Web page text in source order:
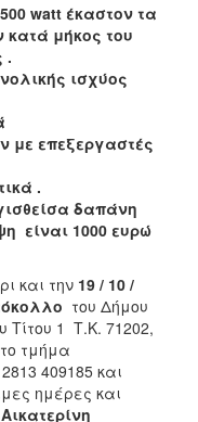
watt έκαστον τα
κατά μήκος του
.
ισχύος
με επεξεργαστές
.
δαπάνη
είναι 1000 ευρώ
και την 19 / 10 /
του Δήμου
Τίτου 1 Τ.Κ. 71202,
τμήμα
409185 και
ημέρες και